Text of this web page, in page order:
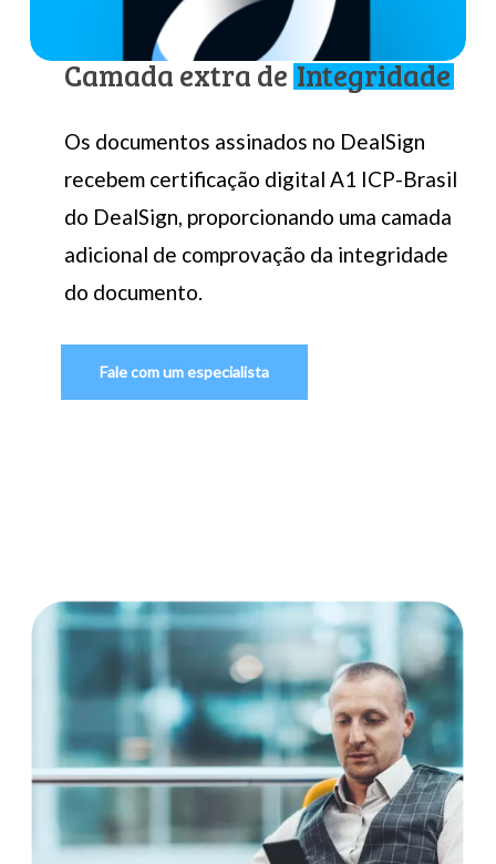
Camada extra deIntegridade
Os documentos assinados no DealSign
recebem certificação digital A1 ICP-Brasil
do DealSign, proporcionando uma camada
adicional de comprovação da integridade
do documento.
Fale com um especialista